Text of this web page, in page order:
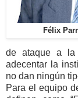
Félix
de ataque a la
adecentar la
no dan ningún
Para el equipo